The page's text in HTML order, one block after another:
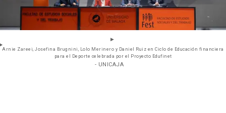
Arnie Zareei, Josefina Brugnini, Lolo Merinero y Daniel Ruiz en Ciclo de Educación financiera
para el Deporte celebrada por el Proyecto Edufinet
- UNICAJA